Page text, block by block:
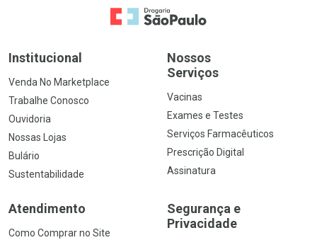
Ir para a Home
Institucional
Venda No Marketplace
Trabalhe Conosco
Ouvidoria
Nossas Lojas
Bulário
Sustentabilidade
Nossos
Serviços
Vacinas
Exames e Testes
Serviços Farmacêuticos
Prescrição Digital
Assinatura
Atendimento
Como Comprar no Site
Segurança e
Privacidade